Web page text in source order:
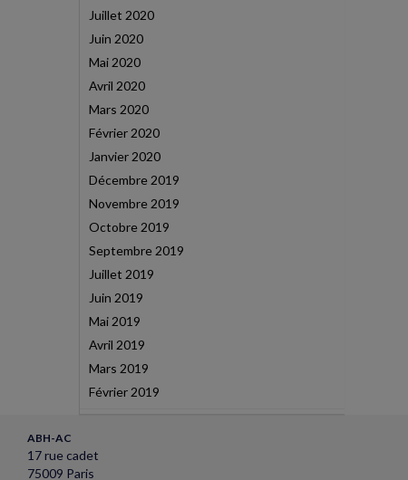
Juillet 2020
Juin 2020
Mai 2020
Avril 2020
Mars 2020
Février 2020
Janvier 2020
Décembre 2019
Novembre 2019
Octobre 2019
Septembre 2019
Juillet 2019
Juin 2019
Mai 2019
Avril 2019
Mars 2019
Février 2019
ABH-AC
17 rue cadet
75009 Paris